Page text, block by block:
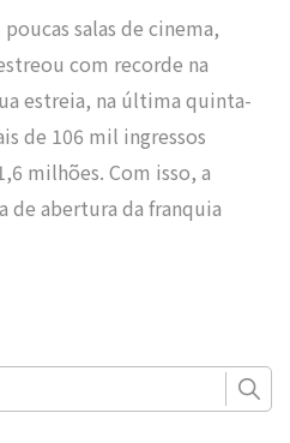
salas de cinema,
com recorde na
estreia, na última quinta-
de 106 mil ingressos
milhões. Com isso, a
de abertura da franquia